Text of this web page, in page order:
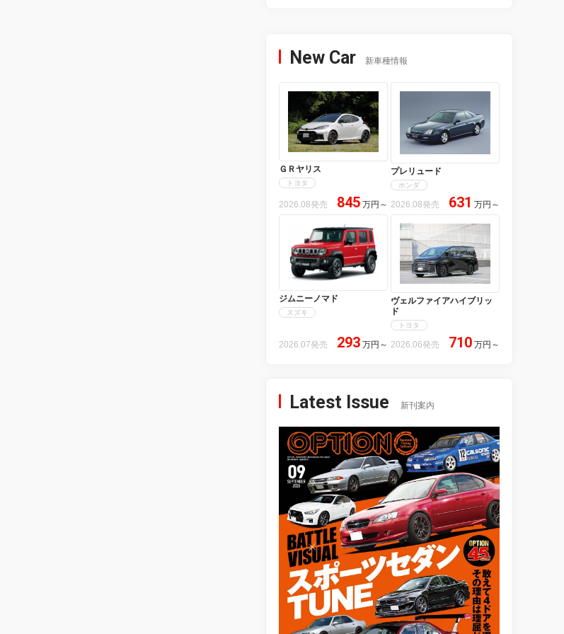
New Car 新車種情報
ＧＲヤリス
トヨタ
2026.08発売 845 万円 ～
プレリュード
ホンダ
2026.08発売 631 万円 ～
ジムニーノマド
スズキ
2026.07発売 293 万円 ～
ヴェルファイアハイブリッ
ド
トヨタ
2026.06発売 710 万円 ～
Latest Issue 新刊案内